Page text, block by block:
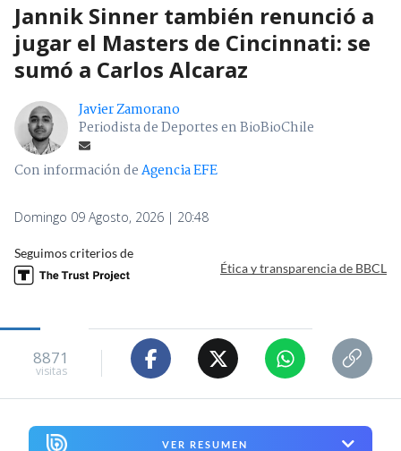
Jannik Sinner también renunció a
jugar el Masters de Cincinnati: se
sumó a Carlos Alcaraz
Javier Zamorano
Periodista de Deportes en BioBioChile
Con información deAgencia EFE
Domingo 09 Agosto, 2026 | 20:48
Seguimos criterios de
Ética y transparencia de BBCL
8871
visitas
VER RESUMEN